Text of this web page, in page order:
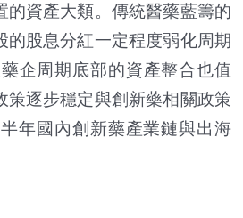
的資產大類。傳統醫藥藍籌的
的股息分紅一定程度弱化周期
企周期底部的資產整合也值
策逐步穩定與創新藥相關政策
年國內創新藥產業鏈與出海